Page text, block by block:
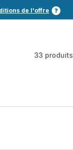
de l'offre
33 produits